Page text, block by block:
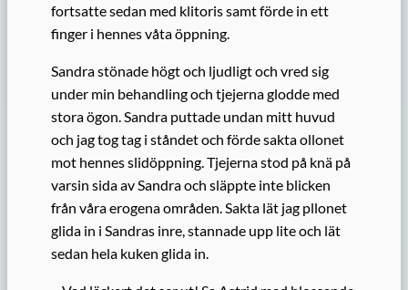
fortsatte sedan med klitoris samt förde in ett
finger i hennes våta öppning.
Sandra stönade högt och ljudligt och vred sig
under min behandling och tjejerna glodde med
stora ögon. Sandra puttade undan mitt huvud
och jag tog tag i ståndet och förde sakta ollonet
mot hennes slidöppning. Tjejerna stod på knä på
varsin sida av Sandra och släppte inte blicken
från våra erogena områden. Sakta lät jag pllonet
glida in i Sandras inre, stannade upp lite och lät
sedan hela kuken glida in.